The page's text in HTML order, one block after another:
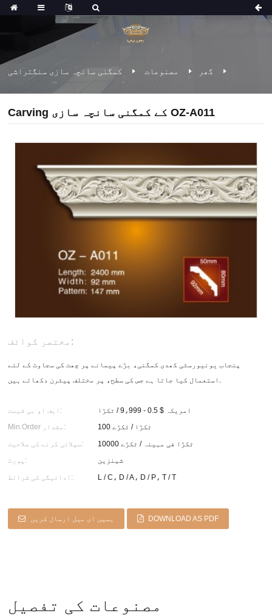
گھر مصنوعات کمگنی سانچہ سازی سنگتراشی
Carving کے کمگنی سانچہ سازی OZ-A011
مختصر کوائف:
پنجاب یونیورسٹی کھدی کمگنی، بڑے پیمانے پر چھت کی سجاوٹ کے لئے
ایف او بی قیمت:
امریکہ $ 0.5 - 9،999 / ٹکڑا
Min.Order مقدار:
100 ٹکڑا / ٹکڑے
سپلائی کرنے کی صلاحیت:
10000 ٹکڑا فی مہینہ / ٹکڑے
پورٹ:
شینزین
ادائیگی کی شرائط:
L / C، D / A، D / P، T / T
ہمیں ای میل ارسال کریں DOWNLOAD AS PDF
مصنوعات کی تفصیل